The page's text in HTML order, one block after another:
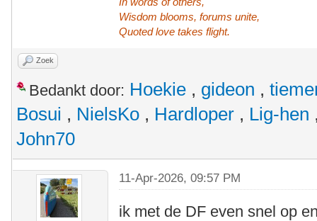
Wisdom blooms, forums unite,
Quoted love takes flight.
Zoek
Bedankt door: Hoekie , gideon ,
Bosui , NielsKo , Hardloper , Lig-hen
John70
11-Apr-2026, 09:57 PM
ik met de DF even snel op